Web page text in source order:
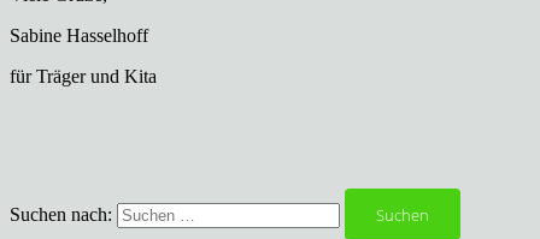
Sabine Hasselhoff
für Träger und Kita
Suchen nach: